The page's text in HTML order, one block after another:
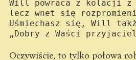
Will powraca z kolacji z
lecz wnet się
Uśmiechasz się, Will
Oczywiście, to tylko połowa